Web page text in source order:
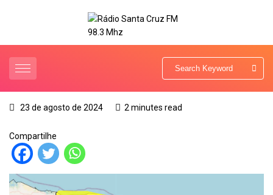
23 de agosto de 2024 2 minutes read
Compartilhe